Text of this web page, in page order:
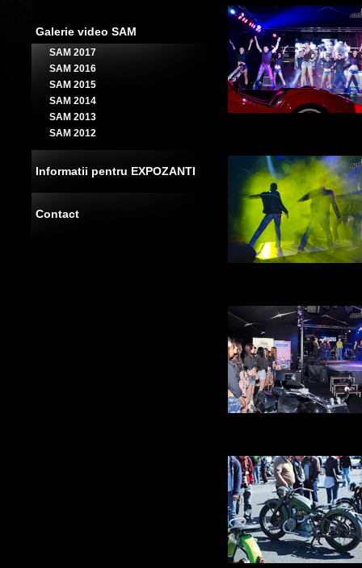
Galerie video SAM
SAM 2017
SAM 2016
SAM 2015
SAM 2014
SAM 2013
SAM 2012
Informatii pentru EXPOZANTI
Contact